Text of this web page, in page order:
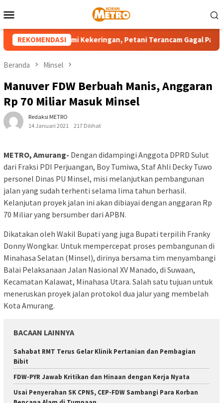
ke
Mobile
REKOMENDASI
Sulut Alami Kekeringan, Petani Terancam Gagal Panen
Beranda Minsel
Manuver FDW Berbuah Manis, Anggaran
Rp 70 Miliar Masuk Minsel
Redaksi METRO
14 Januari 2021
217 Dilihat
METRO, Amurang- Dengan didampingi Anggota DPRD Sulut
dari Fraksi PDI Perjuangan, Boy Tumiwa, Staf Ahli Decky Tuwo
personel Dinas PU Minsel, misi melanjutkan pembangunan
jalan yang sudah terhenti selama lima tahun berhasil.
Kelanjutan proyek jalan ini akan dibiayai dengan anggaran Rp
70 Miliar yang bersumber dari APBN.
Dikatakan oleh Wakil Bupati yang juga Bupati terpilih Franky
Donny Wongkar. Untuk mempercepat proses pembangunan di
Minahasa Selatan (Minsel), dirinya bersama tim menyambangi
Balai Pelaksanaan Jalan Nasional XV Manado, di Suwaan,
Kecamatan Kalawat, Minahasa Utara. Salah satu tujuan untuk
meneruskan proyek jalan protokol dua jalur yang membelah
Kota Amurang.
BACAAN LAINNYA
Sahabat RMT Terus Gelar Klinik Pertanian dan Pembagian
Bibit
FDW-PYR Jawab Kritikan dan Hinaan dengan Kerja Nyata
Usai Penyerahan SK CPNS, CEP-FDW Sambangi Para Korban